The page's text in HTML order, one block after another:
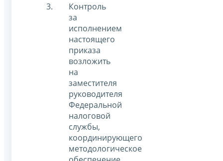
Контроль
за
исполнением
настоящего
приказа
возложить
на
заместителя
руководителя
Федеральной
налоговой
службы,
координирующего
методологическое